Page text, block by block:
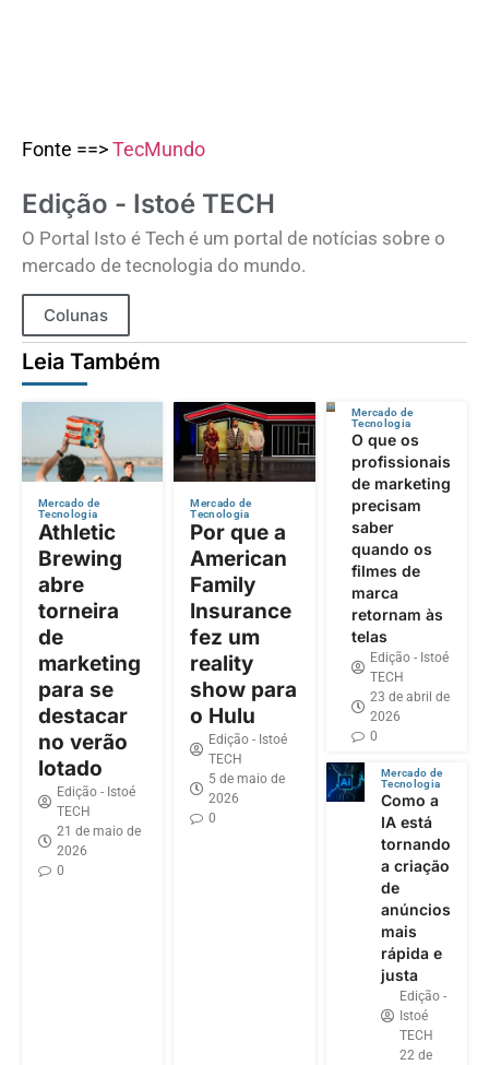
Fonte ==>TecMundo
Edição - Istoé TECH
O Portal Isto é Tech é um portal de notícias sobre o
mercado de tecnologia do mundo.
Colunas
Leia Também
Mercado de
Tecnologia
Athletic
Brewing
abre
torneira
de
marketing
para se
destacar
no verão
lotado
Edição - Istoé
TECH
21 de maio de
2026
0
Mercado de
Tecnologia
Por que a
American
Family
Insurance
fez um
reality
show para
o Hulu
Edição - Istoé
TECH
5 de maio de
2026
0
Mercado de
Tecnologia
O que os
profissionais
de marketing
precisam
saber
quando os
filmes de
marca
retornam às
telas
Edição - Istoé
TECH
23 de abril de
2026
0
Mercado de
Tecnologia
Como a
IA está
tornando
a criação
de
anúncios
mais
rápida e
justa
Edição -
Istoé
TECH
22 de